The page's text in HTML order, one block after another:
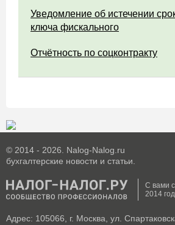
Уведомление об истечении
ключа фискального
Отчётность по соцконтракту
© 2014 - 2026. Nalog-Nalog.ru
бухгалтерские новости и статьи.
С вами с
2014
Адрес: 105066, г. Москва, ул.